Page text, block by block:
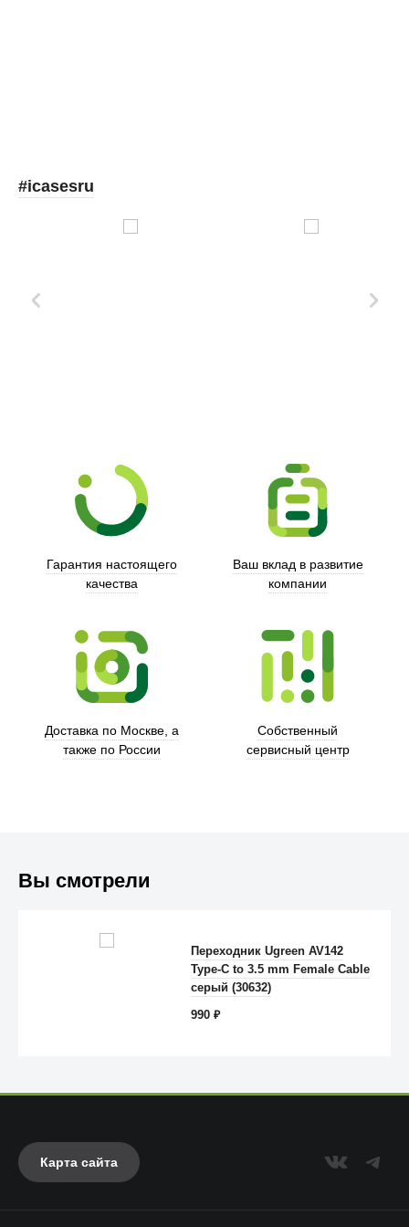
Anker
#icasesru
Гарантия настоящего
качества
Ваш вклад в развитие
компании
Доставка по Москве, а
также по России
Собственный
сервисный центр
Вы смотрели
Переходник Ugreen AV142
Type-C to 3.5 mm Female Cable
серый (30632)
990₽
Карта сайта